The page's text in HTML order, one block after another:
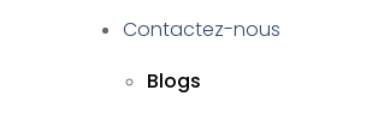
Contactez-nous
Blogs